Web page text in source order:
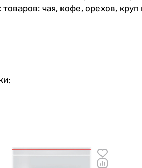
чая, кофе, орехов,